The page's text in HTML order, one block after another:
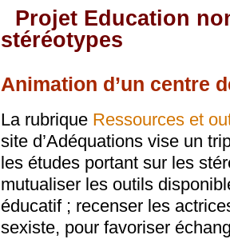
Projet Education
stéréotypes
Animation d’un centre
La rubrique Ressources et
site d’Adéquations vise un
les études portant sur les
mutualiser les outils
éducatif ; recenser les
sexiste, pour favoriser